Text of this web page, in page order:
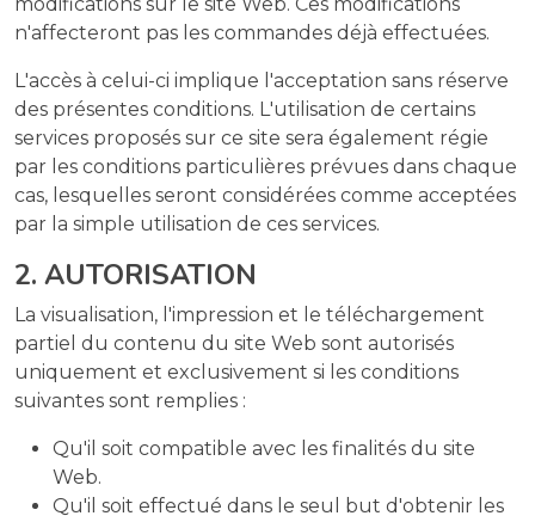
n'affecteront pas les commandes déjà effectuées.
L'accès à celui-ci implique l'acceptation sans réserve
des présentes conditions. L'utilisation de certains
services proposés sur ce site sera également régie
par les conditions particulières prévues dans chaque
cas, lesquelles seront considérées comme acceptées
par la simple utilisation de ces services.
2. AUTORISATION
La visualisation, l'impression et le téléchargement
partiel du contenu du site Web sont autorisés
uniquement et exclusivement si les conditions
suivantes sont remplies :
Qu'il soit compatible avec les finalités du site
Web.
Qu'il soit effectué dans le seul but d'obtenir les